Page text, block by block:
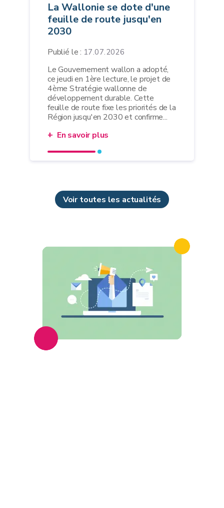
La Wallonie se dote d'une
feuille de route jusqu'en
2030
Publié le : 17.07.2026
Le Gouvernement wallon a adopté,
ce jeudi en 1ère lecture, le projet de
4ème Stratégie wallonne de
développement durable. Cette
feuille de route fixe les priorités de la
Région jusqu'en 2030 et confirme...
En savoir plus
Voir toutes les actualités